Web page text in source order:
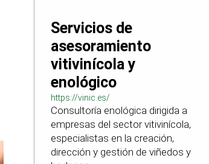
Servicios de
asesoramiento
vitivinícola y
enológico
https://vinic.es/
Consultoría enológica dirigida a
empresas del sector vitivinícola,
especialistas en la creación,
dirección y gestión de viñedos y